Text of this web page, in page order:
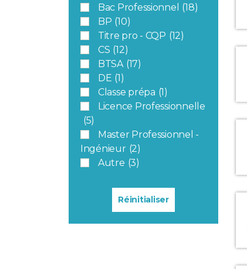
Bac Professionnel (18)
BP (10)
Titre pro - CQP (12)
CS (12)
BTSA (17)
DE (1)
Classe prépa (1)
Licence Professionnelle
(5)
Master Professionnel -
Ingénieur (2)
Autre (3)
Réinitialiser